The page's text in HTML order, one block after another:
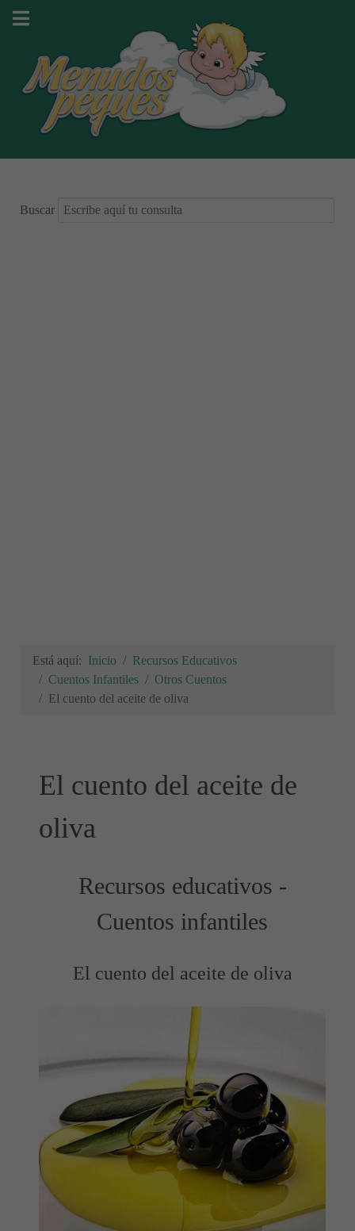
Buscar
Está aquí: Inicio
Recursos Educativos
Cuentos Infantiles
Otros Cuentos
El cuento del aceite de oliva
El cuento del aceite de
oliva
Recursos educativos -
Cuentos infantiles
El cuento del aceite de oliva